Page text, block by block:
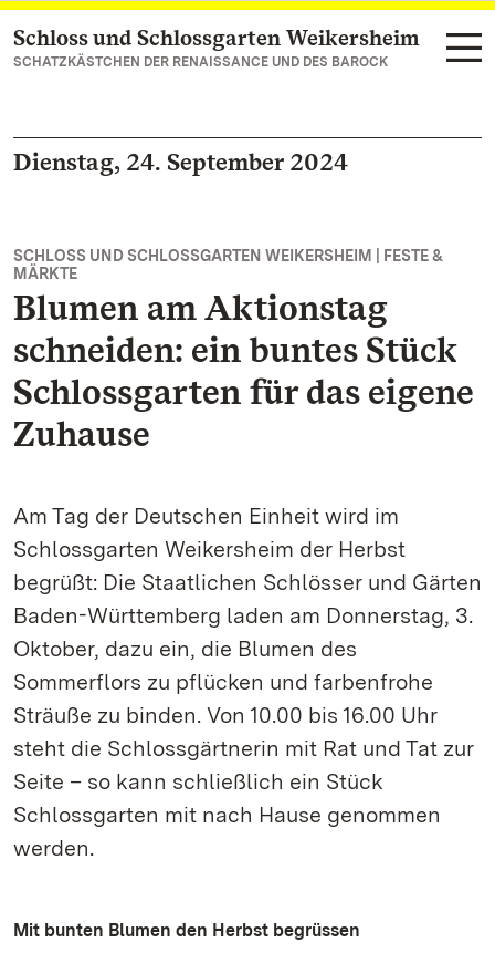
Zum Hauptinhalt springen
Schloss und Schlossgarten Weikersheim
SCHATZKÄSTCHEN DER RENAISSANCE UND DES BAROCK
Dienstag, 24. September 2024
SCHLOSS UND SCHLOSSGARTEN WEIKERSHEIM | FESTE &
MÄRKTE
Blumen am Aktionstag
schneiden: ein buntes Stück
Schlossgarten für das eigene
Zuhause
Am Tag der Deutschen Einheit wird im
Schlossgarten Weikersheim der Herbst
begrüßt: Die Staatlichen Schlösser und Gärten
Baden-Württemberg laden am Donnerstag, 3.
Oktober, dazu ein, die Blumen des
Sommerflors zu pflücken und farbenfrohe
Sträuße zu binden. Von 10.00 bis 16.00 Uhr
steht die Schlossgärtnerin mit Rat und Tat zur
Seite – so kann schließlich ein Stück
Schlossgarten mit nach Hause genommen
werden.
Mit bunten Blumen den Herbst begrüssen